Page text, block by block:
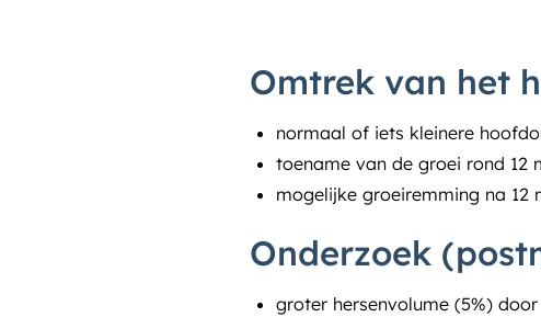
Omtrek van het
normaal of iets kleinere
toename van de groei rond 12
mogelijke groeiremming na 12
Onderzoek
groter hersenvolume (5%)